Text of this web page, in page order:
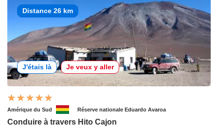
Distance 26 km
J'étais là Je veux y aller
Amérique du Sud Réserve nationale Eduardo Avaroa
Conduire à travers Hito Cajon